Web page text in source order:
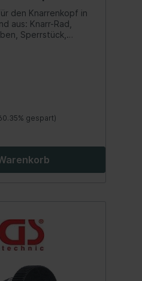
den Knarrenkopf in
aus: Knarr-Rad,
Sperrstück,
gespart)